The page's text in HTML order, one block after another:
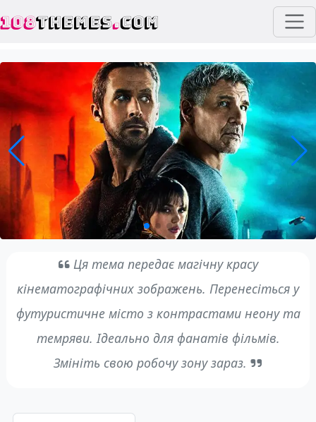
108THEMES.COM
Ця тема передає магічну красу
кінематографічних зображень. Перенесіться у
футуристичне місто з контрастами неону та
темряви. Ідеально для фанатів фільмів.
Змініть свою робочу зону зараз.